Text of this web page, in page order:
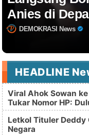
Anies di
DEMOKRASI News
HEADLINE
Viral Ahok Sowan
Tukar Nomor HP:
Letkol Tituler Deddy
Negara